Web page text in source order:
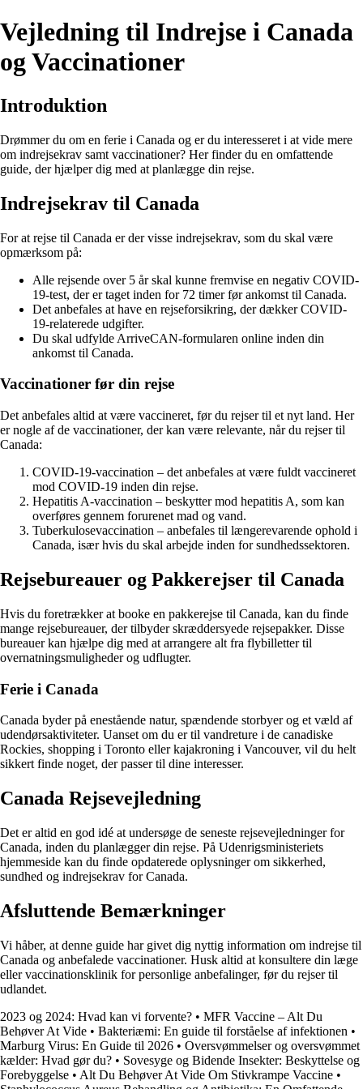
Vejledning til Indrejse i Canada
og Vaccinationer
Introduktion
Drømmer du om en ferie i Canada og er du interesseret i at vide mere
om indrejsekrav samt vaccinationer? Her finder du en omfattende
guide, der hjælper dig med at planlægge din rejse.
Indrejsekrav til Canada
For at rejse til Canada er der visse indrejsekrav, som du skal være
opmærksom på:
Alle rejsende over 5 år skal kunne fremvise en negativ COVID-
19-test, der er taget inden for 72 timer før ankomst til Canada.
Det anbefales at have en rejseforsikring, der dækker COVID-
19-relaterede udgifter.
Du skal udfylde ArriveCAN-formularen online inden din
ankomst til Canada.
Vaccinationer før din rejse
Det anbefales altid at være vaccineret, før du rejser til et nyt land. Her
er nogle af de vaccinationer, der kan være relevante, når du rejser til
Canada:
COVID-19-vaccination – det anbefales at være fuldt vaccineret
mod COVID-19 inden din rejse.
Hepatitis A-vaccination – beskytter mod hepatitis A, som kan
overføres gennem forurenet mad og vand.
Tuberkulosevaccination – anbefales til længerevarende ophold i
Canada, især hvis du skal arbejde inden for sundhedssektoren.
Rejsebureauer og Pakkerejser til Canada
Hvis du foretrækker at booke en pakkerejse til Canada, kan du finde
mange rejsebureauer, der tilbyder skræddersyede rejsepakker. Disse
bureauer kan hjælpe dig med at arrangere alt fra flybilletter til
overnatningsmuligheder og udflugter.
Ferie i Canada
Canada byder på enestående natur, spændende storbyer og et væld af
udendørsaktiviteter. Uanset om du er til vandreture i de canadiske
Rockies, shopping i Toronto eller kajakroning i Vancouver, vil du helt
sikkert finde noget, der passer til dine interesser.
Canada Rejsevejledning
Det er altid en god idé at undersøge de seneste rejsevejledninger for
Canada, inden du planlægger din rejse. På Udenrigsministeriets
hjemmeside kan du finde opdaterede oplysninger om sikkerhed,
sundhed og indrejsekrav for Canada.
Afsluttende Bemærkninger
Vi håber, at denne guide har givet dig nyttig information om indrejse til
Canada og anbefalede vaccinationer. Husk altid at konsultere din læge
eller vaccinationsklinik for personlige anbefalinger, før du rejser til
udlandet.
2023 og 2024: Hvad kan vi forvente? • MFR Vaccine – Alt Du
Behøver At Vide • Bakteriæmi: En guide til forståelse af infektionen •
Marburg Virus: En Guide til 2026 • Oversvømmelser og oversvømmet
kælder: Hvad gør du? • Sovesyge og Bidende Insekter: Beskyttelse og
Forebyggelse • Alt Du Behøver At Vide Om Stivkrampe Vaccine •